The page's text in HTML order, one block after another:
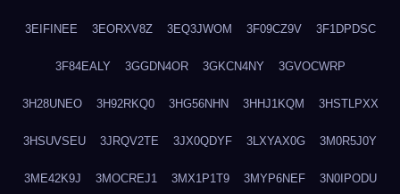
3EIFINEE 3EORXV8Z 3EQ3JWOM 3F09CZ9V 3F1DPDSC
3F84EALY 3GGDN4OR 3GKCN4NY 3GVOCWRP
3H28UNEO 3H92RKQ0 3HG56NHN 3HHJ1KQM 3HSTLPXX
3HSUVSEU 3JRQV2TE 3JX0QDYF 3LXYAX0G 3M0R5J0Y
3ME42K9J 3MOCREJ1 3MX1P1T9 3MYP6NEF 3N0IPODU